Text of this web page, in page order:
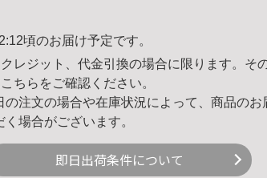
頃のお届け予定です。
レジット、代金引換の場合に限ります。そ
こちら をご確認ください。
注文の場合や在庫状況によって、商品のお
場合がございます。
即日出荷条件について